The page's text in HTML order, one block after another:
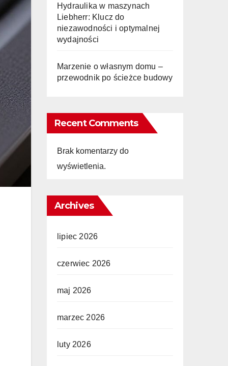
Hydraulika w maszynach
Liebherr: Klucz do
niezawodności i optymalnej
wydajności
Marzenie o własnym domu –
przewodnik po ścieżce budowy
Recent Comments
Brak komentarzy do
wyświetlenia.
Archives
lipiec 2026
czerwiec 2026
maj 2026
marzec 2026
luty 2026